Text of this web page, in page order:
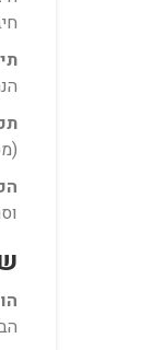
שלב 2: